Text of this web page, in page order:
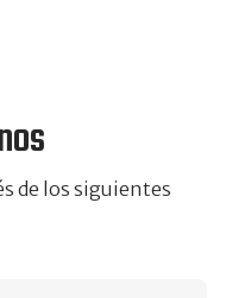
de los siguientes